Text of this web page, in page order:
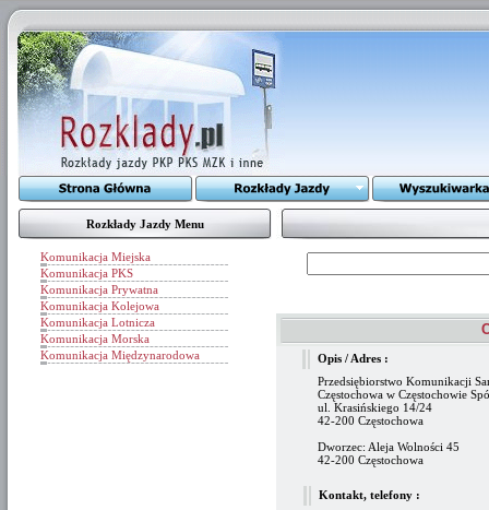
Rozkłady Jazdy Menu
Komunikacja Miejska
Komunikacja PKS
Komunikacja Prywatna
Komunikacja Kolejowa
Komunikacja Lotnicza
Komunikacja Morska
Komunikacja Międzynarodowa
Opis / Adres :
Przedsiębiorstwo Komunikacji
Częstochowa w Częstochowie
ul. Krasińskiego 14/24
42-200 Częstochowa
Dworzec: Aleja Wolności 45
42-200 Częstochowa
Kontakt, telefony :